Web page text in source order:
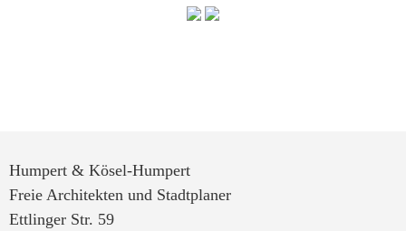
Humpert & Kösel-Humpert
Freie Architekten und Stadtplaner
Ettlinger Str. 59